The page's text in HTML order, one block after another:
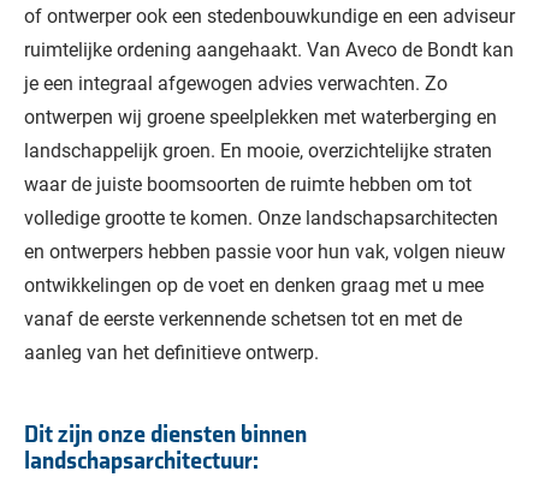
of ontwerper ook een stedenbouwkundige en een adviseur
ruimtelijke ordening aangehaakt. Van Aveco de Bondt kan
je een integraal afgewogen advies verwachten. Zo
ontwerpen wij groene speelplekken met waterberging en
landschappelijk groen. En mooie, overzichtelijke straten
waar de juiste boomsoorten de ruimte hebben om tot
volledige grootte te komen. Onze landschapsarchitecten
en ontwerpers hebben passie voor hun vak, volgen nieuw
ontwikkelingen op de voet en denken graag met u mee
vanaf de eerste verkennende schetsen tot en met de
aanleg van het definitieve ontwerp.
Dit zijn onze diensten binnen
landschapsarchitectuur: